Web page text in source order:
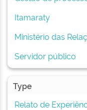
Itamaraty
Ministério das
Servidor público
Type
Relato de